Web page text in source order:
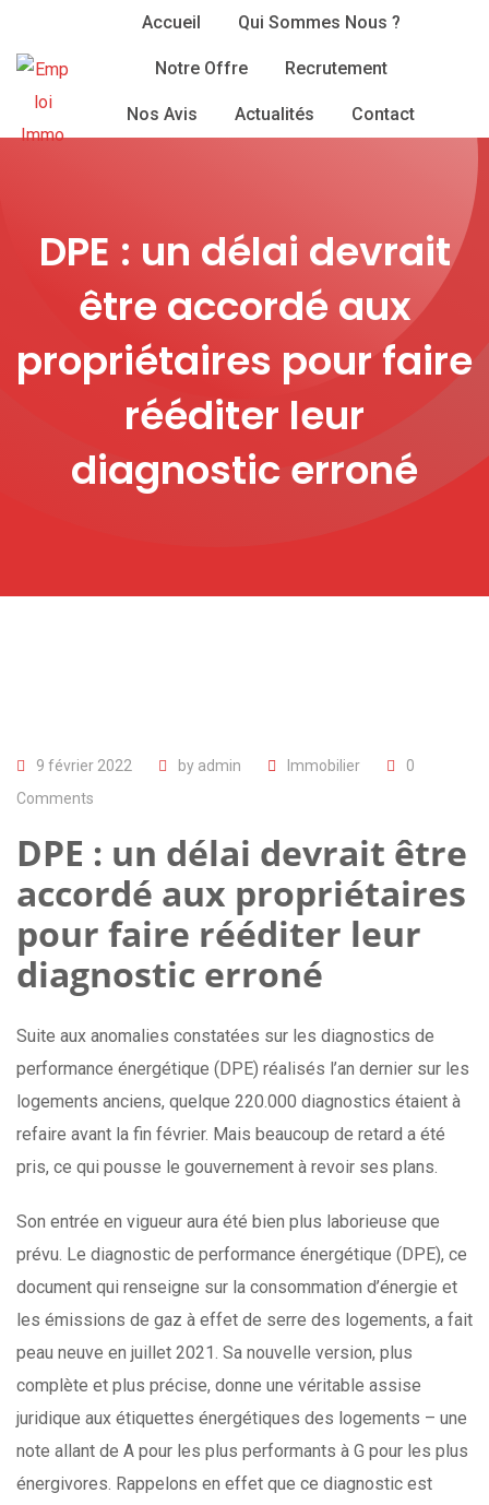
content
Accueil Qui Sommes Nous ?
Notre Offre Recrutement
Nos Avis Actualités Contact
DPE : un délai devrait
être accordé aux
propriétaires pour faire
rééditer leur
diagnostic erroné
9 février 2022 by admin Immobilier
0
Comments
DPE : un délai devrait être
accordé aux propriétaires
pour faire rééditer leur
diagnostic erroné
Suite aux anomalies constatées sur les diagnostics de
performance énergétique (DPE) réalisés l’an dernier sur les
logements anciens, quelque 220.000 diagnostics étaient à
refaire avant la fin février. Mais beaucoup de retard a été
pris, ce qui pousse le gouvernement à revoir ses plans.
Son entrée en vigueur aura été bien plus laborieuse que
prévu. Le diagnostic de performance énergétique (DPE), ce
document qui renseigne sur la consommation d’énergie et
les émissions de gaz à effet de serre des logements, a fait
peau neuve en juillet 2021. Sa nouvelle version, plus
complète et plus précise, donne une véritable assise
juridique aux étiquettes énergétiques des logements – une
note allant de A pour les plus performants à G pour les plus
énergivores. Rappelons en effet que ce diagnostic est